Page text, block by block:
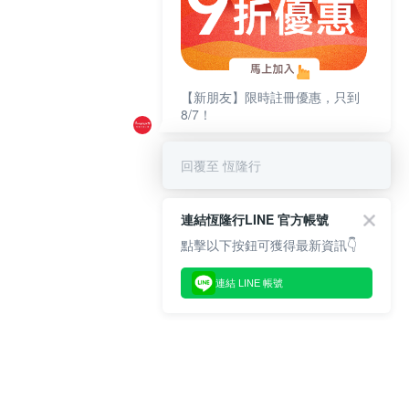
【新朋友】限時註冊優惠，只到
8/7！
回覆至 恆隆行
連結恆隆行LINE 官方帳號
點擊以下按鈕可獲得最新資訊👇
連結 LINE 帳號